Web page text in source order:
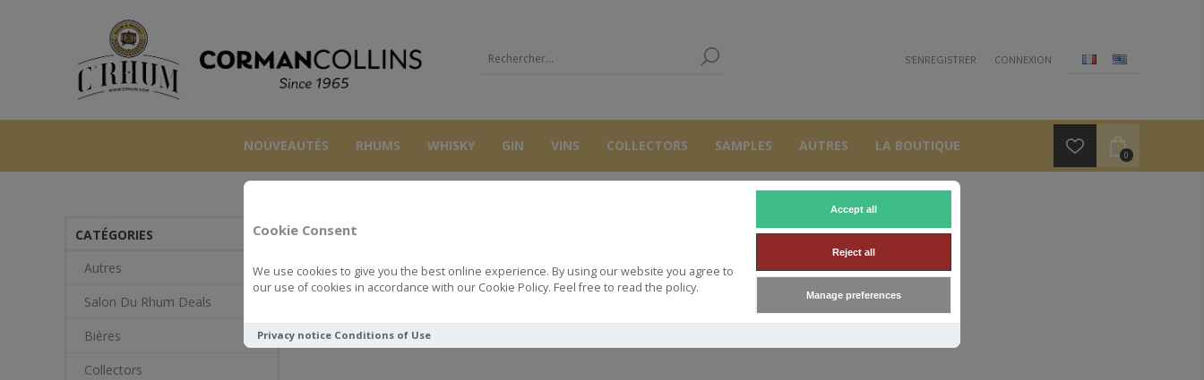
Cookie Consent
We use cookies to give you the best online experience. By using our website you agree to
our use of cookies in accordance with our Cookie Policy. Feel free to read the policy.
Accept all
Reject all
Manage preferences
Privacy notice Conditions of Use
S'ENREGISTRER CONNEXION
NOUVEAUTÉS RHUMS WHISKY GIN VINS COLLECTORS SAMPLES AUTRES LA BOUTIQUE
0
SANSIBAR
CATÉGORIES
Autres
Salon Du Rhum Deals
Bières
Collectors